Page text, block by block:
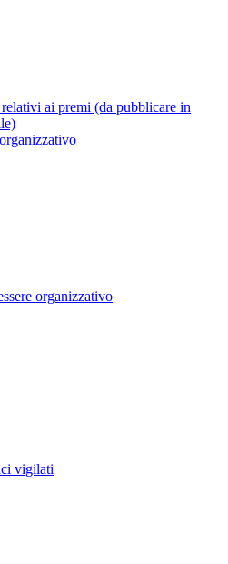
ai premi (da pubblicare in
organizzativo
vigilati